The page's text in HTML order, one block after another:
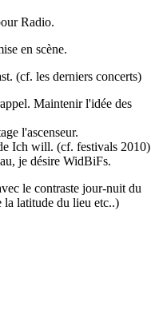
Radio.
en scène.
(cf. les derniers concerts)
Maintenir l'idée des
l'ascenseur.
Ich will. (cf. festivals 2010)
je désire WidBiFs.
le contraste jour-nuit du
la latitude du lieu etc..)